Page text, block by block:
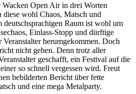
Wacken Open Air in drei Worten
diese wohl Chaos, Matsch und
Raum ist wohl um
Einlass-Stopp und dürftige
herumgekommen. Doch
nicht gehen. Denn trotz aller
geschafft, ein Festival auf die
so schnell vergessen wird. Freut
bebilderten Bericht über fette
und eine mega Metalparty.